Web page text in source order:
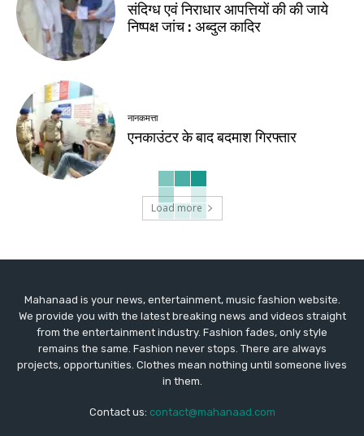
संदिग्ध एवं निराधार आपत्तियों की की जाये
निष्पक्ष जांच : अब्दुल कादिर
नानकमत्ता
एनकाउंटर के बाद बदमाश गिरफ्तार
Load more
Mahanaad is your news, entertainment, music fashion website.
We provide you with the latest breaking news and videos straight
from the entertainment industry. Fashion fades, only style
remains the same. Fashion never stops. There are always
projects, opportunities. Clothes mean nothing until someone lives
in them.
Contact us: contact@mahanaad.com